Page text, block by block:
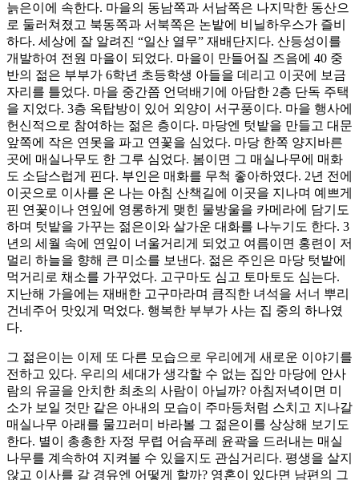
늙은이에 속한다. 마을의 동남쪽과 서남쪽은 나지막한 동산으
로 둘러쳐졌고 북동쪽과 서북쪽은 논밭에 비닐하우스가 즐비
하다. 세상에 잘 알려진 “일산 열무” 재배단지다. 산등성이를
개발하여 전원 마을이 되었다. 마을이 만들어질 즈음에 40 중
반의 젊은 부부가 6학년 초등학생 아들을 데리고 이곳에 보금
자리를 틀었다. 마을 중간쯤 언덕배기에 아담한 2층 단독 주택
을 지었다. 3층 옥탑방이 있어 외양이 서구풍이다. 마을 행사에
헌신적으로 참여하는 젊은 층이다. 마당엔 텃밭을 만들고 대문
앞쪽에 작은 연못을 파고 연꽃을 심었다. 마당 한쪽 양지바른
곳에 매실나무도 한 그루 심었다. 봄이면 그 매실나무에 매화
도 소담스럽게 핀다. 부인은 매화를 무척 좋아하였다. 2년 전에
이곳으로 이사를 온 나는 아침 산책길에 이곳을 지나며 예쁘게
핀 연꽃이나 연잎에 영롱하게 맺힌 물방울을 카메라에 담기도
하며 텃밭을 가꾸는 젊은이와 살가운 대화를 나누기도 한다. 3
년의 세월 속에 연잎이 너울거리게 되었고 여름이면 홍련이 저
멀리 하늘을 향해 큰 미소를 보낸다. 젊은 주인은 마당 텃밭에
먹거리로 채소를 가꾸었다. 고구마도 심고 토마토도 심는다.
지난해 가을에는 재배한 고구마라며 큼직한 녀석을 서너 뿌리
건네주어 맛있게 먹었다. 행복한 부부가 사는 집 중의 하나였
다.
그 젊은이는 이제 또 다른 모습으로 우리에게 새로운 이야기를
전하고 있다. 우리의 세대가 생각할 수 없는 집안 마당에 안사
람의 유골을 안치한 최초의 사람이 아닐까? 아침저녁이면 미
소가 보일 것만 같은 아내의 모습이 주마등처럼 스치고 지나갈
매실나무 아래를 물끄러미 바라볼 그 젊은이를 상상해 보기도
한다. 별이 총총한 자정 무렵 어슴푸레 윤곽을 드러내는 매실
나무를 계속하여 지켜볼 수 있을지도 관심거리다. 평생을 살지
않고 이사를 갈 경유엔 어떻게 할까? 영혼이 있다면 남편의 그